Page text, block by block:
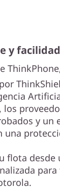
y
y un
una
flota desde